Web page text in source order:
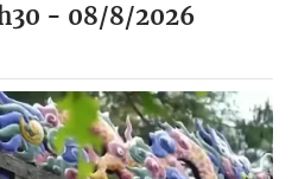
- 08/8/2026